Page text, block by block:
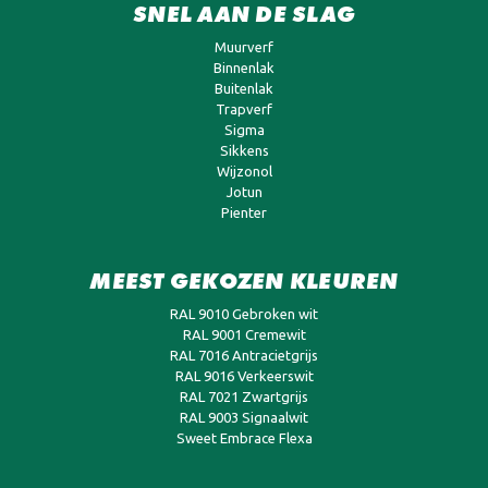
SNEL AAN DE SLAG
Muurverf
Binnenlak
Buitenlak
Trapverf
Sigma
Sikkens
Wijzonol
Jotun
Pienter
MEEST GEKOZEN KLEUREN
RAL 9010 Gebroken wit
RAL 9001 Cremewit
RAL 7016 Antracietgrijs
RAL 9016 Verkeerswit
RAL 7021 Zwartgrijs
RAL 9003 Signaalwit
Sweet Embrace Flexa